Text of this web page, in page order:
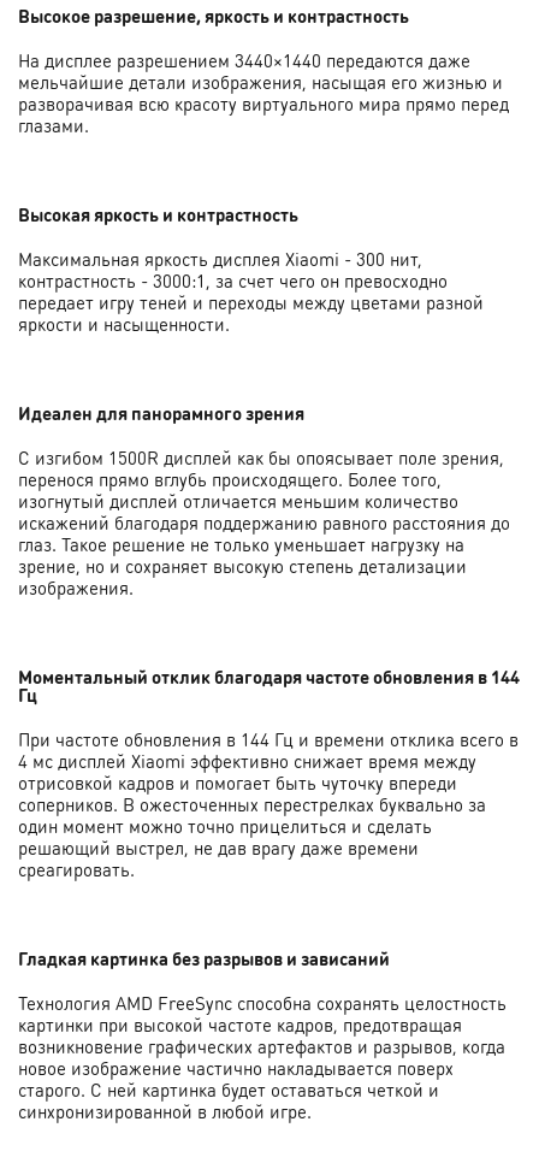
Высокое разрешение, яркость и контрастность
На дисплее разрешением 3440×1440 передаются даже
мельчайшие детали изображения, насыщая его жизнью и
разворачивая всю красоту виртуального мира прямо перед
глазами.
Высокая яркость и контрастность
Максимальная яркость дисплея Xiaomi - 300 нит,
контрастность - 3000:1, за счет чего он превосходно
передает игру теней и переходы между цветами разной
яркости и насыщенности.
Идеален для панорамного зрения
С изгибом 1500R дисплей как бы опоясывает поле зрения,
перенося прямо вглубь происходящего. Более того,
изогнутый дисплей отличается меньшим количество
искажений благодаря поддержанию равного расстояния до
глаз. Такое решение не только уменьшает нагрузку на
зрение, но и сохраняет высокую степень детализации
изображения.
Моментальный отклик благодаря частоте обновления в 144
Гц
При частоте обновления в 144 Гц и времени отклика всего в
4 мс дисплей Xiaomi эффективно снижает время между
отрисовкой кадров и помогает быть чуточку впереди
соперников. В ожесточенных перестрелках буквально за
один момент можно точно прицелиться и сделать
решающий выстрел, не дав врагу даже времени
среагировать.
Гладкая картинка без разрывов и зависаний
Технология AMD FreeSync способна сохранять целостность
картинки при высокой частоте кадров, предотвращая
возникновение графических артефактов и разрывов, когда
новое изображение частично накладывается поверх
старого. С ней картинка будет оставаться четкой и
синхронизированной в любой игре.